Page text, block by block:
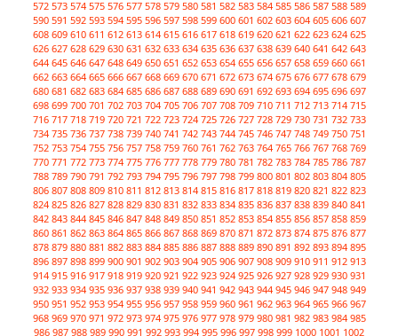
572 573 574 575 576 577 578 579 580 581 582 583 584 585 586 587 588 589
590 591 592 593 594 595 596 597 598 599 600 601 602 603 604 605 606 607
608 609 610 611 612 613 614 615 616 617 618 619 620 621 622 623 624 625
626 627 628 629 630 631 632 633 634 635 636 637 638 639 640 641 642 643
644 645 646 647 648 649 650 651 652 653 654 655 656 657 658 659 660 661
662 663 664 665 666 667 668 669 670 671 672 673 674 675 676 677 678 679
680 681 682 683 684 685 686 687 688 689 690 691 692 693 694 695 696 697
698 699 700 701 702 703 704 705 706 707 708 709 710 711 712 713 714 715
716 717 718 719 720 721 722 723 724 725 726 727 728 729 730 731 732 733
734 735 736 737 738 739 740 741 742 743 744 745 746 747 748 749 750 751
752 753 754 755 756 757 758 759 760 761 762 763 764 765 766 767 768 769
770 771 772 773 774 775 776 777 778 779 780 781 782 783 784 785 786 787
788 789 790 791 792 793 794 795 796 797 798 799 800 801 802 803 804 805
806 807 808 809 810 811 812 813 814 815 816 817 818 819 820 821 822 823
824 825 826 827 828 829 830 831 832 833 834 835 836 837 838 839 840 841
842 843 844 845 846 847 848 849 850 851 852 853 854 855 856 857 858 859
860 861 862 863 864 865 866 867 868 869 870 871 872 873 874 875 876 877
878 879 880 881 882 883 884 885 886 887 888 889 890 891 892 893 894 895
896 897 898 899 900 901 902 903 904 905 906 907 908 909 910 911 912 913
914 915 916 917 918 919 920 921 922 923 924 925 926 927 928 929 930 931
932 933 934 935 936 937 938 939 940 941 942 943 944 945 946 947 948 949
950 951 952 953 954 955 956 957 958 959 960 961 962 963 964 965 966 967
968 969 970 971 972 973 974 975 976 977 978 979 980 981 982 983 984 985
986 987 988 989 990 991 992 993 994 995 996 997 998 999 1000 1001 1002